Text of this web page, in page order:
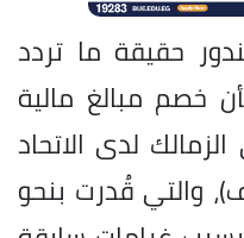
حقيقة ما تردد
خصم مبالغ مالية
لدى الاتحاد
والتي قُدرت بنحو